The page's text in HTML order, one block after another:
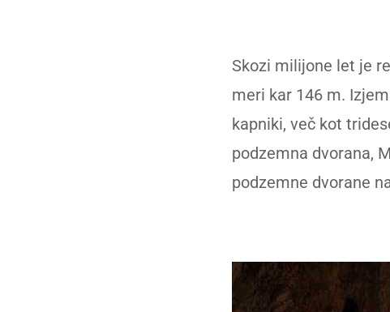
Skozi milijone let je
meri kar 146 m.
kapniki, več kot
podzemna dvorana,
podzemne dvorane